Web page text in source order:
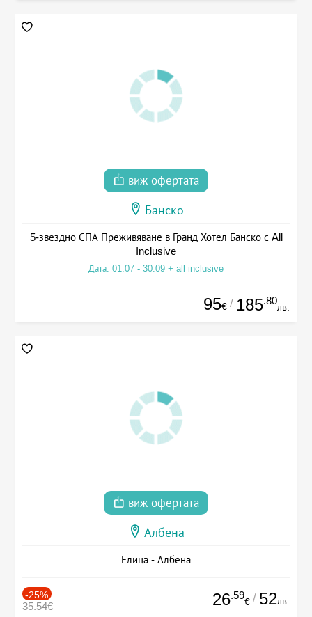
виж офертата
Банско
5-звездно СПА Преживяване в Гранд Хотел Банско с All
Inclusive
Дата: 01.07 - 30.09 + all inclusive
95€ / 185.80
лв.
виж офертата
Албена
Елица - Албена
-25%
35.54€ 26.59
€ / 52лв.